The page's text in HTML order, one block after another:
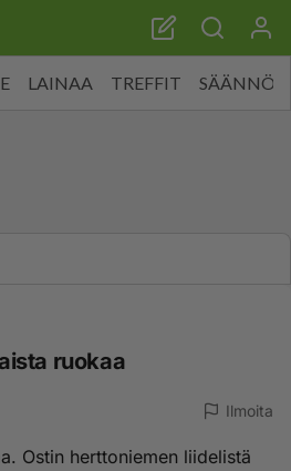
LAINAA TREFFIT SÄÄNNÖT
ruokaa
Ilmoita
Ostin herttoniemen liidelistä